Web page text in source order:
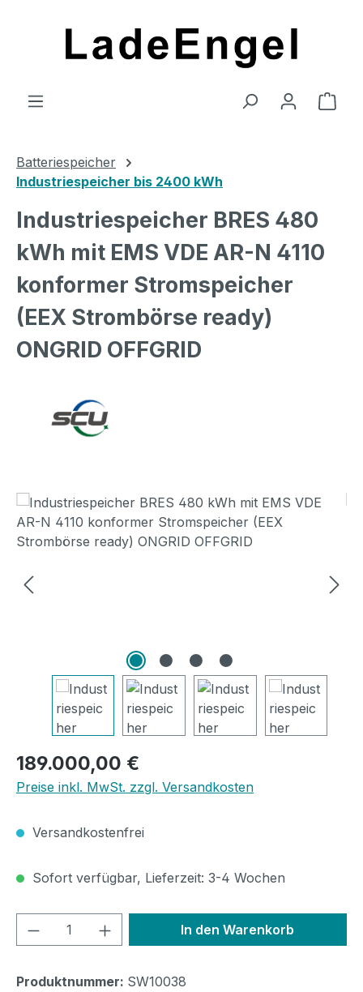
Batteriespeicher
Industriespeicher bis 2400 kWh
Industriespeicher BRES 480
kWh mit EMS VDE AR-N 4110
konformer Stromspeicher
(EEX Strombörse ready)
ONGRID OFFGRID
Bildergalerie überspringen
Regulärer Preis:
189.000,00 €
Preise inkl. MwSt. zzgl. Versandkosten
Versandkostenfrei
Sofort verfügbar, Lieferzeit: 3-4 Wochen
Produkt Anzahl: Gib denIn den Warenkorb
Produktnummer: SW10038